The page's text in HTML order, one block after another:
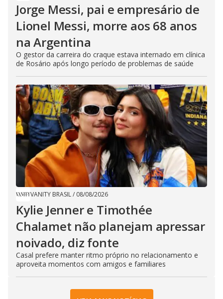
Jorge Messi, pai e empresário de
Lionel Messi, morre aos 68 anos
na Argentina
O gestor da carreira do craque estava internado em clínica
de Rosário após longo período de problemas de saúde
VANITY BRASIL/ 08/08/2026
Kylie Jenner e Timothée
Chalamet não planejam apressar
noivado, diz fonte
Casal prefere manter ritmo próprio no relacionamento e
aproveita momentos com amigos e familiares